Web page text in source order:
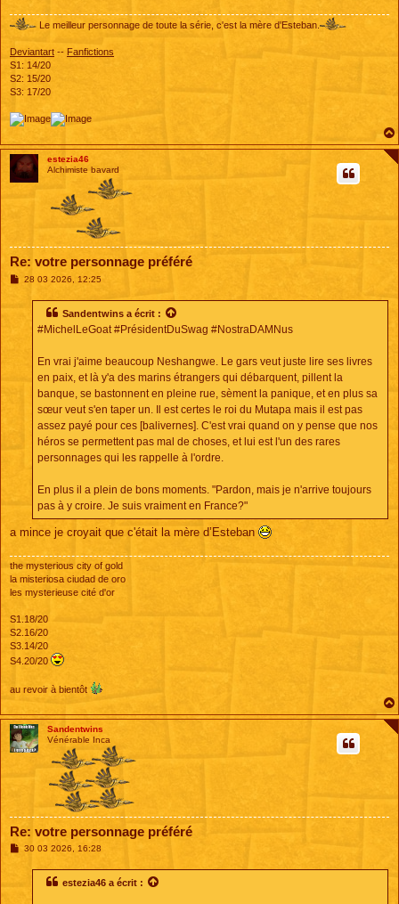
Le meilleur personnage de toute la série, c'est la mère d'Esteban.
Deviantart -- Fanfictions
S1: 14/20
S2: 15/20
S3: 17/20
estezia46
Alchimiste bavard
Re: votre personnage préféré
M28 03 2026, 12:25
Sandentwins a écrit :
#MichelLeGoat #PrésidentDuSwag #NostraDAMNus
En vrai j'aime beaucoup Neshangwe. Le gars veut juste lire ses livres
en paix, et là y'a des marins étrangers qui débarquent, pillent la
banque, se bastonnent en pleine rue, sèment la panique, et en plus sa
sœur veut s'en taper un. Il est certes le roi du Mutapa mais il est pas
assez payé pour ces [balivernes]. C'est vrai quand on y pense que nos
héros se permettent pas mal de choses, et lui est l'un des rares
personnages qui les rappelle à l'ordre.
En plus il a plein de bons moments. "Pardon, mais je n'arrive toujours
pas à y croire. Je suis vraiment en France?"
a mince je croyait que c'était la mère d’Esteban
the mysterious city of gold
la misteriosa ciudad de oro
les mysterieuse cité d'or
S1.18/20
S2.16/20
S3.14/20
S4.20/20
au revoir à bientôt
Sandentwins
Vénérable Inca
Re: votre personnage préféré
M30 03 2026, 16:28
estezia46 a écrit :